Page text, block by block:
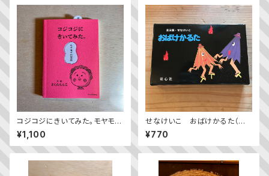
コジコジにきいてみた。モヤモヤ
問答集
¥1,100
せなけいこ おばけかるた（普
及版）
¥770